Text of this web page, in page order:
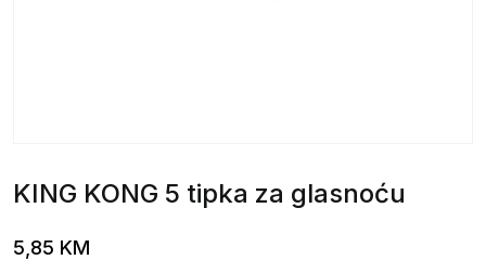
KING KONG 5 tipka za glasnoću
5,85 KM